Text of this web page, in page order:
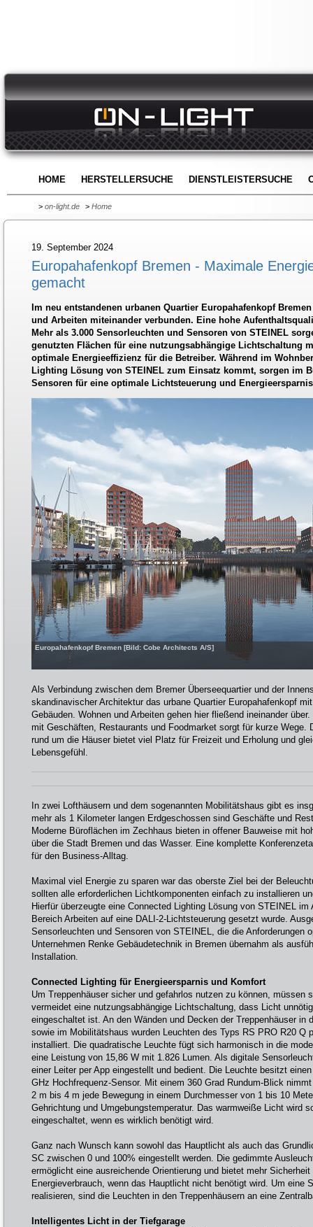
HOME HERSTELLERSUCHE DIENSTLEISTERSUCHE
> on-light.de > Home
19. September 2024
Europahafenkopf Bremen - Maximale
gemacht
Im neu entstandenen urbanen Quartier Europahafenkopf
und Arbeiten miteinander verbunden. Eine hohe
Mehr als 3.000 Sensorleuchten und Sensoren von STEINEL
genutzten Flächen für eine nutzungsabhängige Lichtschaltung
optimale Energieeffizienz für die Betreiber. Während im
Lighting Lösung von STEINEL zum Einsatz kommt, sorgen im
Sensoren für eine optimale Lichtsteuerung und
Europahafenkopf Bremen [Bild: Cobe Architects A/S]
Als Verbindung zwischen dem Bremer Überseequartier und der
skandinavischer Architektur das urbane Quartier Europahafenkopf
Gebäuden. Wohnen und Arbeiten gehen hier fließend ineinander
mit Geschäften, Restaurants und Foodmarket sorgt für kurze Wege.
rund um die Häuser bietet viel Platz für Freizeit und Erholung und
Lebensgefühl.
In zwei Lofthäusern und dem sogenannten Mobilitätshaus gibt es
mehr als 1 Kilometer langen Erdgeschossen sind Geschäfte und
Moderne Büroflächen im Zechhaus bieten in offener Bauweise mit
über die Stadt Bremen und das Wasser. Eine komplette
für den Business-Alltag.
Maximal viel Energie zu sparen war das oberste Ziel bei der
sollten alle erforderlichen Lichtkomponenten einfach zu installieren
Hierfür überzeugte eine Connected Lighting Lösung von STEINEL im
Bereich Arbeiten auf eine DALI-2-Lichtsteuerung gesetzt wurde.
Sensorleuchten und Sensoren von STEINEL, die die Anforderungen
Unternehmen Renke Gebäudetechnik in Bremen übernahm als
Installation.
Connected Lighting für Energieersparnis und Komfort
Um Treppenhäuser sicher und gefahrlos nutzen zu können, müssen
vermeidet eine nutzungsabhängige Lichtschaltung, dass Licht
eingeschaltet ist. An den Wänden und Decken der Treppenhäuser in
sowie im Mobilitätshaus wurden Leuchten des Typs RS PRO R20 Q
installiert. Die quadratische Leuchte fügt sich harmonisch in die
eine Leistung von 15,86 W mit 1.826 Lumen. Als digitale
einer Leiter per App eingestellt und bedient. Die Leuchte besitzt
GHz Hochfrequenz-Sensor. Mit einem 360 Grad Rundum-Blick
2 m bis 4 m jede Bewegung in einem Durchmesser von 1 bis 10
Gehrichtung und Umgebungstemperatur. Das warmweiße Licht wird
eingeschaltet, wenn es wirklich benötigt wird.
Ganz nach Wunsch kann sowohl das Hauptlicht als auch das
SC zwischen 0 und 100% eingestellt werden. Die gedimmte
ermöglicht eine ausreichende Orientierung und bietet mehr
Energieverbrauch, wenn das Hauptlicht nicht benötigt wird. Um eine
realisieren, sind die Leuchten in den Treppenhäusern an eine
Intelligentes Licht in der Tiefgarage